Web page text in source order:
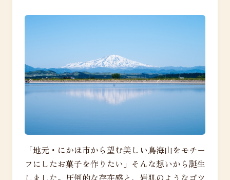
「地元・にかほ市から望む美しい鳥海山をモチー
フにしたお菓子を作りたい」そんな想いから誕生
しました。圧倒的な存在感と、岩肌のようなゴツ